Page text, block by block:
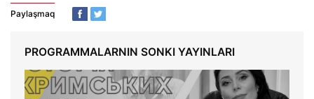
Paylaşmaq
PROGRAMMALARNIN SONKI YAYINLARI